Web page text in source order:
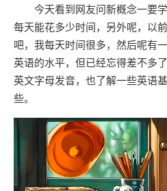
今天看到网友问新概念一要
每天能花多少时间，另外呢，以
吧，我每天时间很多，然后呢有
英语的水平，但已经忘得差不多
英文字母发音，也了解一些英语
些。